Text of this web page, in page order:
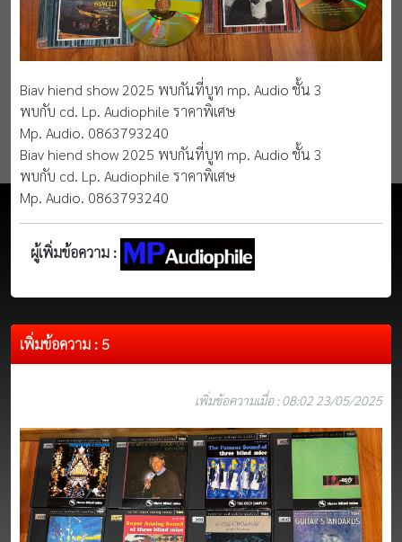
Biav hiend show 2025 พบกันที่บูท mp. Audio ชั้น 3
พบกับ cd. Lp. Audiophile ราคาพิเศษ
Mp. Audio. 0863793240
Biav hiend show 2025 พบกันที่บูท mp. Audio ชั้น 3
พบกับ cd. Lp. Audiophile ราคาพิเศษ
Mp. Audio. 0863793240
ผู้เพิ่มข้อความ :
เพิ่มข้อความ : 5
เพิ่มข้อความเมื่อ : 08:02 23/05/2025